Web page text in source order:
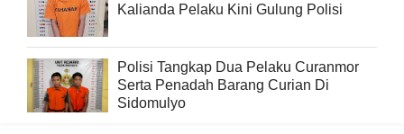
Kalianda Pelaku Kini Gulung Polisi
Polisi Tangkap Dua Pelaku Curanmor
Serta Penadah Barang Curian Di
Sidomulyo